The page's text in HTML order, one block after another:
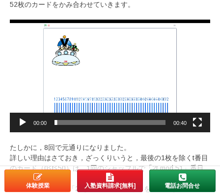
体験授業 入塾資料請求[無料] 電話お問合せ
52枚のカードをかみ合わせていきます。
動
00:00 00:40
たしかに，8回で元通りになりました。
詳しい理由はさておき，ざっくりいうと，最後の1枚を除くt番目
のカード（0≦t≦50）は，1回のシャッフルで「2t mod 51」番目
に移動します。
※「2t mod 51」は「2tを51でわった余り」を表します。